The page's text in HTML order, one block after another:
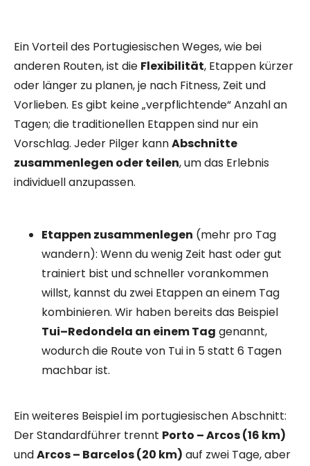
Ein Vorteil des Portugiesischen Weges, wie bei
anderen Routen, ist die Flexibilität, Etappen kürzer
oder länger zu planen, je nach Fitness, Zeit und
Vorlieben. Es gibt keine „verpflichtende“ Anzahl an
Tagen; die traditionellen Etappen sind nur ein
Vorschlag. Jeder Pilger kannAbschnitte
zusammenlegen oder teilen, um das Erlebnis
individuell anzupassen.
Etappen zusammenlegen (mehr pro Tag
wandern): Wenn du wenig Zeit hast oder gut
trainiert bist und schneller vorankommen
willst, kannst du zwei Etappen an einem Tag
kombinieren. Wir haben bereits das Beispiel
Tui–Redondela an einem Tag genannt,
wodurch die Route von Tui in 5 statt 6 Tagen
machbar ist.
Ein weiteres Beispiel im portugiesischen Abschnitt:
Der Standardführer trennt Porto – Arcos (16 km)
undArcos – Barcelos (20 km) auf zwei Tage, aber